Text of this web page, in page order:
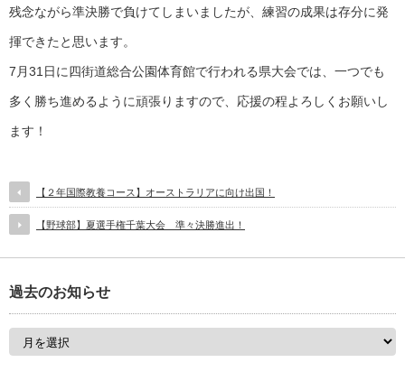
残念ながら準決勝で負けてしまいましたが、練習の成果は存分に発
揮できたと思います。
7月31日に四街道総合公園体育館で行われる県大会では、一つでも
多く勝ち進めるように頑張りますので、応援の程よろしくお願いし
ます！
【２年国際教養コース】オーストラリアに向け出国！
【野球部】夏選手権千葉大会 準々決勝進出！
過去のお知らせ